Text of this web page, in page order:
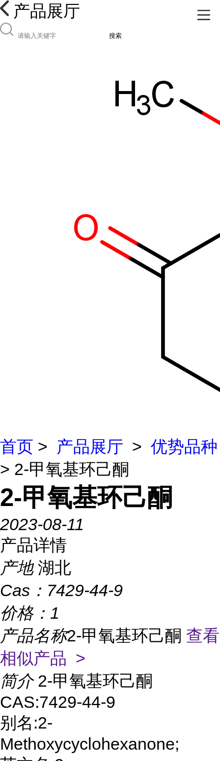
产品展厅
搜索
首页 > 产品展厅 > 优势品种
> 2-甲氧基环己酮
2-甲氧基环己酮
2023-08-11
产品详情
产地 湖北
Cas： 7429-44-9
价格： 1
产品名称2-甲氧基环己酮 查看
相似产品 >
简介 2-甲氧基环己酮
CAS:7429-44-9
别名:2-
Methoxycyclohexanone;